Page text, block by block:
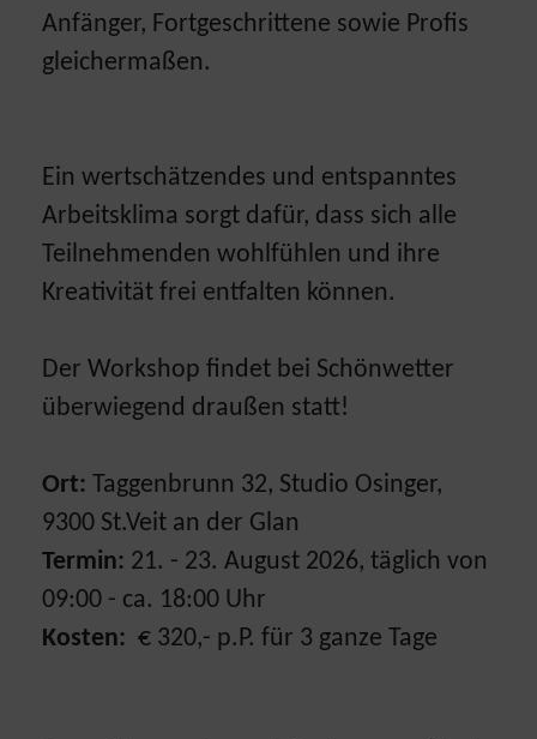
Anfänger, Fortgeschrittene sowie Profis
gleichermaßen.
Ein wertschätzendes und entspanntes
Arbeitsklima sorgt dafür, dass sich alle
Teilnehmenden wohlfühlen und ihre
Kreativität frei entfalten können.
Der Workshop findet bei Schönwetter
überwiegend draußen statt!
Ort: Taggenbrunn 32, Studio Osinger,
9300 St.Veit an der Glan
Termin: 21. - 23. August 2026, täglich von
09:00 - ca. 18:00 Uhr
Kosten: € 320,- p.P. für 3 ganze Tage